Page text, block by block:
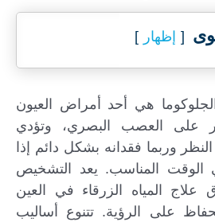
إظهار
الجلوكوما هي أحد أمراض العيون
على العصب البصري، وتؤدي
وربما فقدانه بشكل دائم إذا
الوقت المناسب. يعد التشخيص
علاج المياه الزرقاء في العين
على الرؤية. تتنوع أساليب